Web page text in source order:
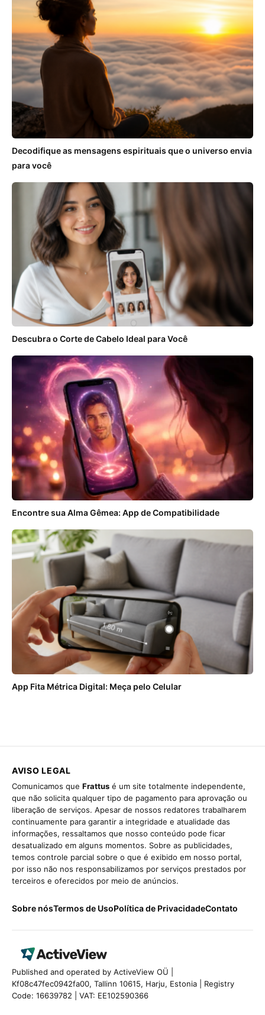
Decodifique as mensagens espirituais que o universo envia
para você
Descubra o Corte de Cabelo Ideal para Você
Encontre sua Alma Gêmea: App de Compatibilidade
App Fita Métrica Digital: Meça pelo Celular
AVISO LEGAL
Comunicamos que Frattus é um site totalmente independente,
que não solicita qualquer tipo de pagamento para aprovação ou
liberação de serviços. Apesar de nossos redatores trabalharem
continuamente para garantir a integridade e atualidade das
informações, ressaltamos que nosso conteúdo pode ficar
desatualizado em alguns momentos. Sobre as publicidades,
temos controle parcial sobre o que é exibido em nosso portal,
por isso não nos responsabilizamos por serviços prestados por
terceiros e oferecidos por meio de anúncios.
Sobre nósTermos de UsoPolítica de PrivacidadeContato
Published and operated by ActiveView OÜ |
Kf08c47fec0942fa00, Tallinn 10615, Harju, Estonia | Registry
Code: 16639782 | VAT: EE102590366